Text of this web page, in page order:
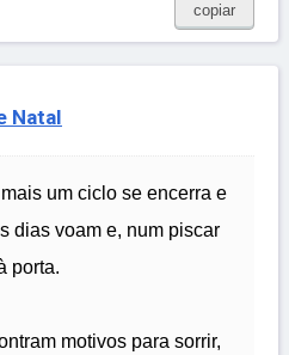
copiar
Natal
um ciclo se encerra e
dias voam e, num piscar
porta.
motivos para sorrir,